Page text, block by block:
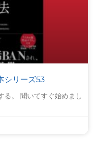
シリーズ53
る。 聞いてすぐ始めまし